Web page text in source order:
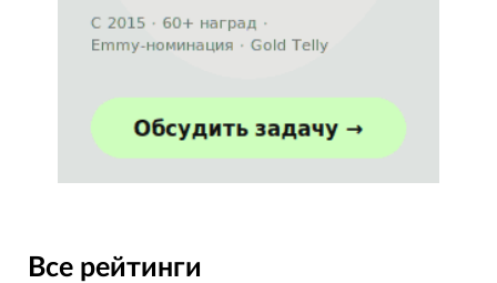
Все рейтинги